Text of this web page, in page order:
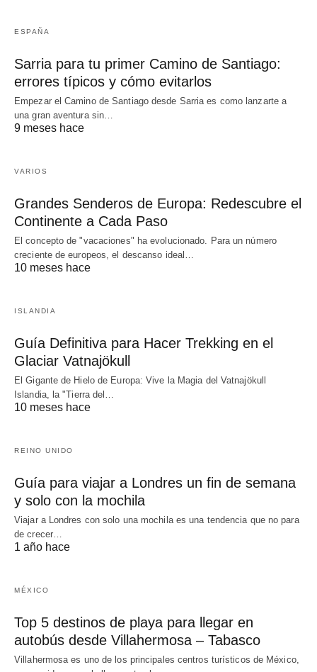
ESPAÑA
Sarria para tu primer Camino de Santiago:
errores típicos y cómo evitarlos
Empezar el Camino de Santiago desde Sarria es como lanzarte a
una gran aventura sin…
9 meses hace
VARIOS
Grandes Senderos de Europa: Redescubre el
Continente a Cada Paso
El concepto de "vacaciones" ha evolucionado. Para un número
creciente de europeos, el descanso ideal…
10 meses hace
ISLANDIA
Guía Definitiva para Hacer Trekking en el
Glaciar Vatnajökull
El Gigante de Hielo de Europa: Vive la Magia del Vatnajökull
Islandia, la "Tierra del…
10 meses hace
REINO UNIDO
Guía para viajar a Londres un fin de semana
y solo con la mochila
Viajar a Londres con solo una mochila es una tendencia que no para
de crecer…
1 año hace
MÉXICO
Top 5 destinos de playa para llegar en
autobús desde Villahermosa – Tabasco
Villahermosa es uno de los principales centros turísticos de México,